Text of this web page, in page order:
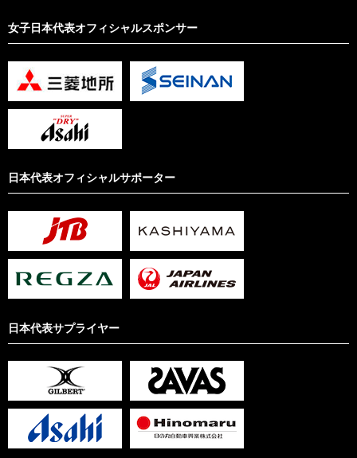
女子日本代表オフィシャルスポンサー
日本代表オフィシャルサポーター
日本代表サプライヤー